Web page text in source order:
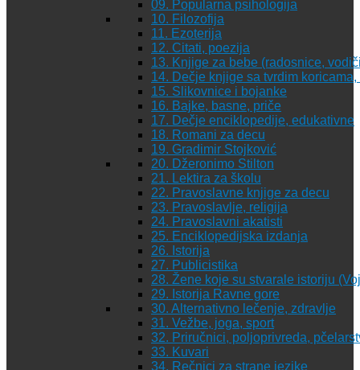
09. Popularna psihologija
10. Filozofija
11. Ezoterija
12. Citati, poezija
13. Knjige za bebe (radosnice,
14. Dečje knjige sa tvrdim
15. Slikovnice i bojanke
16. Bajke, basne, priče
17. Dečje enciklopedije, edukativne
18. Romani za decu
19. Gradimir Stojković
20. Džeronimo Stilton
21. Lektira za školu
22. Pravoslavne knjige za decu
23. Pravoslavlje, religija
24. Pravoslavni akatisti
25. Enciklopedijska izdanja
26. Istorija
27. Publicistika
28. Žene koje su stvarale istoriju
29. Istorija Ravne gore
30. Alternativno lečenje, zdravlje
31. Vežbe, joga, sport
32. Priručnici, poljoprivreda,
33. Kuvari
34. Rečnici za strane jezike